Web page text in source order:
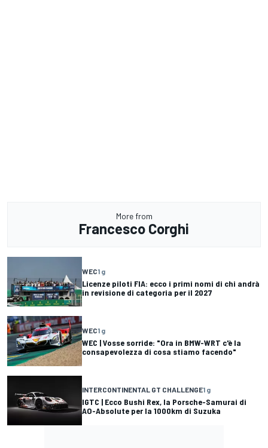
More from
Francesco Corghi
WEC1 g
Licenze piloti FIA: ecco i primi nomi di chi andrà
in revisione di categoria per il 2027
WEC1 g
WEC | Vosse sorride: "Ora in BMW-WRT c'è la
consapevolezza di cosa stiamo facendo"
INTERCONTINENTAL GT CHALLENGE1 g
IGTC | Ecco Bushi Rex, la Porsche-Samurai di
AO-Absolute per la 1000km di Suzuka